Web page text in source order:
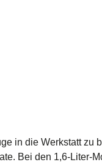
in die Werkstatt zu
Bei den 1,6-Liter-